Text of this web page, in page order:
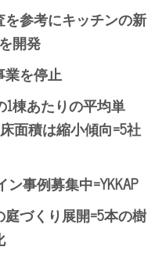
参考にキッチンの新
開発
業を停止
棟あたりの平均単
面積は縮小傾向=5社
事例募集中=YKKAP
づくり展開=5本の樹